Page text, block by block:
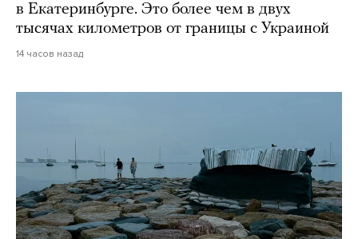
в Екатеринбурге. Это более чем в двух
тысячах километров от границы с Украиной
14 часов назад